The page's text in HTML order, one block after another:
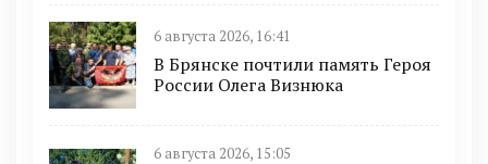
6 августа 2026, 16:41
В Брянске почтили память Героя
России Олега Визнюка
6 августа 2026, 15:05